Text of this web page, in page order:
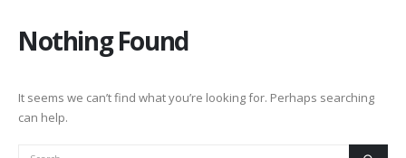
Nothing Found
It seems we can’t find what you’re looking for. Perhaps searching
can help.